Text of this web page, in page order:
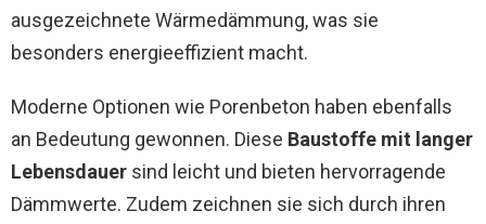
ausgezeichnete Wärmedämmung, was sie
besonders energieeffizient macht.
Moderne Optionen wie Porenbeton haben ebenfalls
an Bedeutung gewonnen. Diese Baustoffe mit langer
Lebensdauer sind leicht und bieten hervorragende
Dämmwerte. Zudem zeichnen sie sich durch ihren